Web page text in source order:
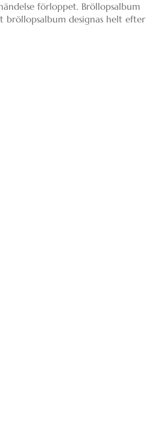
förloppet. Bröllopsalbum
bröllopsalbum designas helt efter